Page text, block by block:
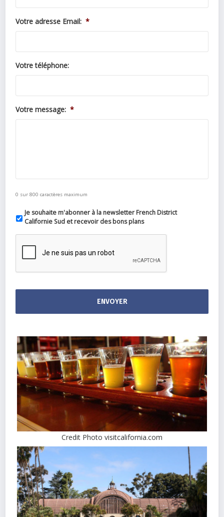
Votre adresse Email: *
Votre téléphone:
Votre message: *
0 sur 800 caractères maximum
Je souhaite m'abonner à la newsletter French District
Californie Sud et recevoir des bons plans
Credit Photo visitcalifornia.com